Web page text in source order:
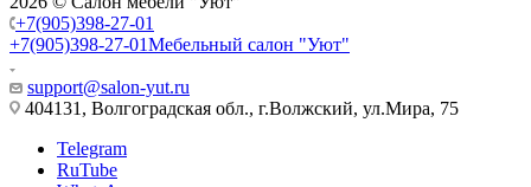
+7(905)398-27-01
+7(905)398-27-01Мебельный салон "Уют"
support@salon-yut.ru
404131, Волгоградская обл., г.Волжский, ул.Мира, 75
Telegram
RuTube